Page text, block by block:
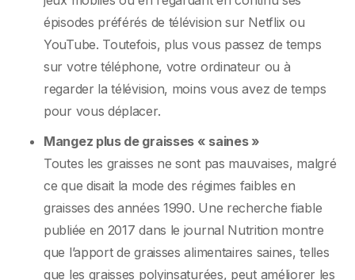
épisodes préférés de télévision sur Netflix ou
YouTube. Toutefois, plus vous passez de temps
sur votre téléphone, votre ordinateur ou à
regarder la télévision, moins vous avez de temps
pour vous déplacer.
Mangez plus de graisses « saines »
Toutes les graisses ne sont pas mauvaises, malgré
ce que disait la mode des régimes faibles en
graisses des années 1990. Une recherche fiable
publiée en 2017 dans le journal Nutrition montre
que l’apport de graisses alimentaires saines, telles
que les graisses polyinsaturées, peut améliorer les